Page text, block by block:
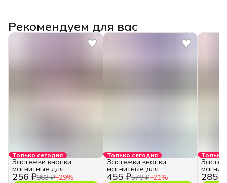
Рекомендуем для вас
Только сегодня
256 ₽363 ₽−29%
Застежки кнопки
магнитные для
рукоделия, 18 мм.
Только сегодня
455 ₽578 ₽−21%
Застежки кнопки
магнитные для
рукоделия, 18 мм.
Только
285 ₽